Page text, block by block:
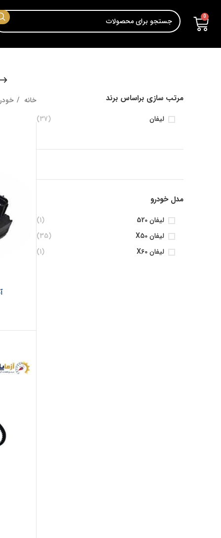
0
مرتب سازی براساس برند
لیفان (37)
مدل خودرو
لیفان 520
(1)
لیفان X50
(35)
لیفان X60
(1)
خانه